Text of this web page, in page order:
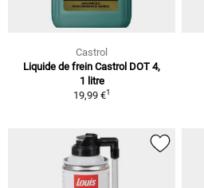
Castrol
Liquide de frein Castrol DOT 4,
1 litre
19,99 €1